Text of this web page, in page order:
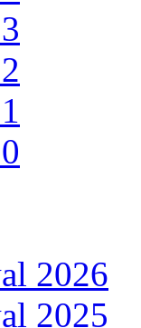
2026
2025